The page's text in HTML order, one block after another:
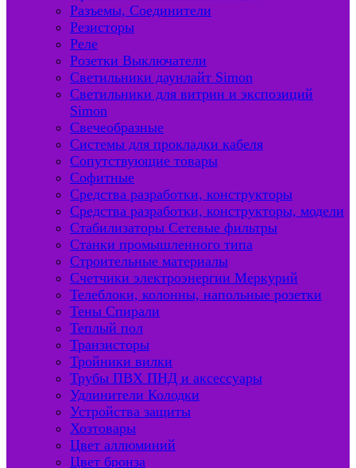
Разъемы, Соединители
Резисторы
Реле
Розетки Выключатели
Светильники даунлайт Simon
Светильники для витрин и экспозиций
Simon
Свечеобразные
Системы для прокладки кабеля
Сопутствующие товары
Софитные
Средства разработки, конструкторы
Средства разработки, конструкторы, модели
Стабилизаторы Сетевые фильтры
Станки промышленного типа
Строительные материалы
Счетчики электроэнергии Меркурий
Телеблоки, колонны, напольные розетки
Тены Спирали
Теплый пол
Транзисторы
Тройники вилки
Трубы ПВХ ПНД и аксессуары
Удлинители Колодки
Устройства защиты
Хозтовары
Цвет аллюминий
Цвет бронза